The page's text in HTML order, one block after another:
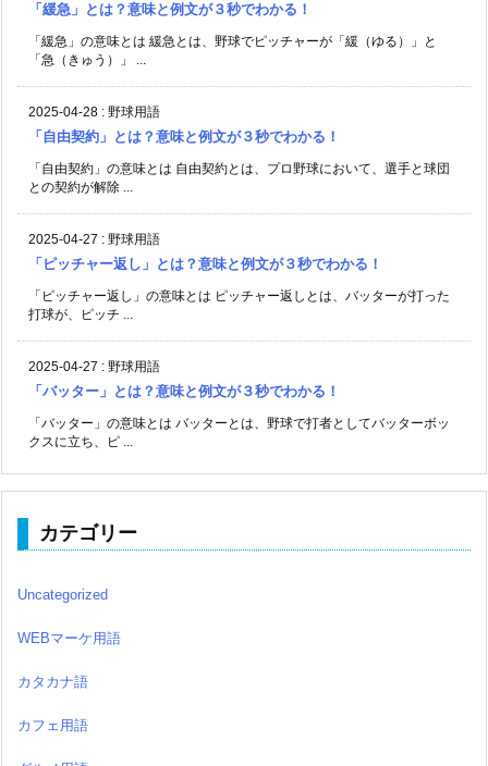
「緩急」とは？意味と例文が３秒でわかる！
「緩急」の意味とは 緩急とは、野球でピッチャーが「緩（ゆる）」と
「急（きゅう）」 ...
2025-04-28 : 野球用語
「自由契約」とは？意味と例文が３秒でわかる！
「自由契約」の意味とは 自由契約とは、プロ野球において、選手と球団
との契約が解除 ...
2025-04-27 : 野球用語
「ピッチャー返し」とは？意味と例文が３秒でわかる！
「ピッチャー返し」の意味とは ピッチャー返しとは、バッターが打った
打球が、ピッチ ...
2025-04-27 : 野球用語
「バッター」とは？意味と例文が３秒でわかる！
「バッター」の意味とは バッターとは、野球で打者としてバッターボッ
クスに立ち、ピ ...
カテゴリー
Uncategorized
WEBマーケ用語
カタカナ語
カフェ用語